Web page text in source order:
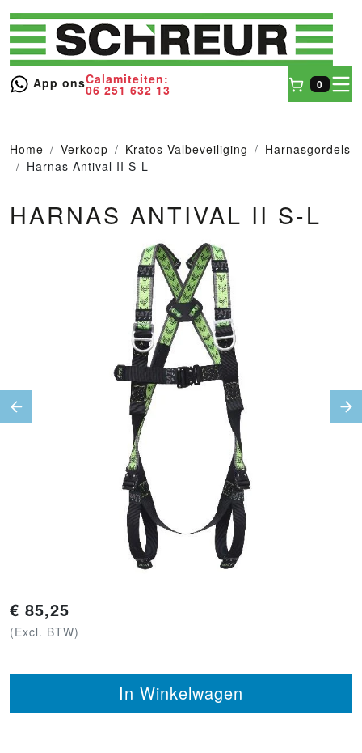
App onsCalamiteiten:
06 251 632 13 0
Home Verkoop Kratos Valbeveiliging
Harnasgordels
Harnas Antival II S-L
HARNAS ANTIVAL II S-L
€ 85,25
(Excl. BTW)
In Winkelwagen
Previous